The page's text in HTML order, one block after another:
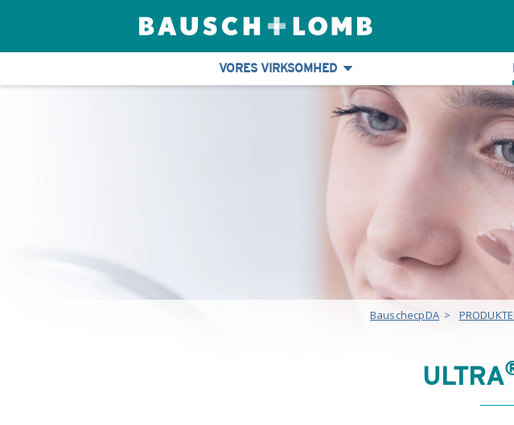
VORES VIRKSOMHED
BauschecpDA >
ULTRA